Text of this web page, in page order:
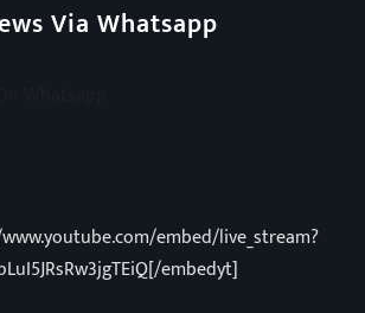
Via Whatsapp
embed/live_stream?
embedyt]